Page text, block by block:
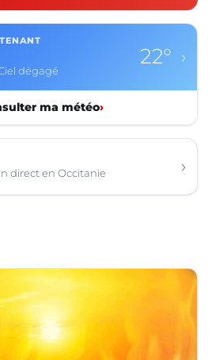
dégagé
22° ›
ma météo›
direct en Occitanie ›